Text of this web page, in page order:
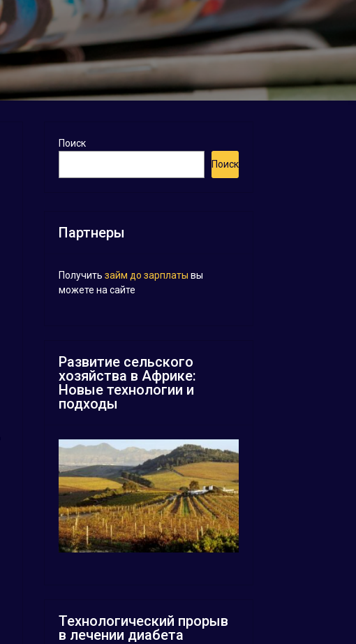
Поиск
Поиск
Партнеры
Получить займ до зарплаты вы
можете на сайте
Развитие сельского
хозяйства в Африке:
Новые технологии и
подходы
Технологический прорыв
в лечении диабета